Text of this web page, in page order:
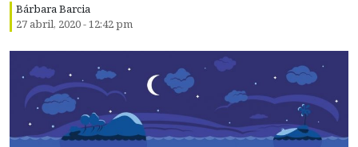
Bárbara Barcia
27 abril, 2020 - 12:42 pm